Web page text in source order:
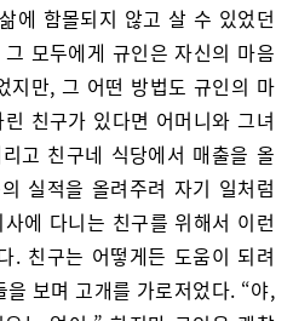
에 함몰되지 않고 살 수 있었던
모두에게 규인은 자신의 마음
지만, 그 어떤 방법도 규인의 마
친구가 있다면 어머니와 그녀
고 친구네 식당에서 매출을 올
실적을 올려주려 자기 일처럼
에 다니는 친구를 위해서 이런
. 친구는 어떻게든 도움이 되려
보며 고개를 가로저었다. “야,